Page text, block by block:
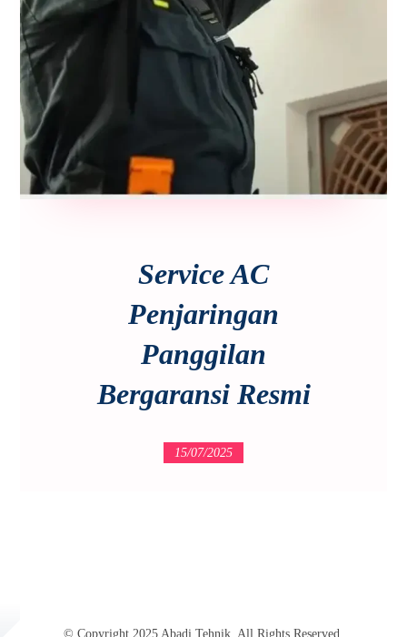
Service AC
Penjaringan
Panggilan
Bergaransi Resmi
15/07/2025
© Copyright 2025 Abadi Tehnik. All Rights Reserved.